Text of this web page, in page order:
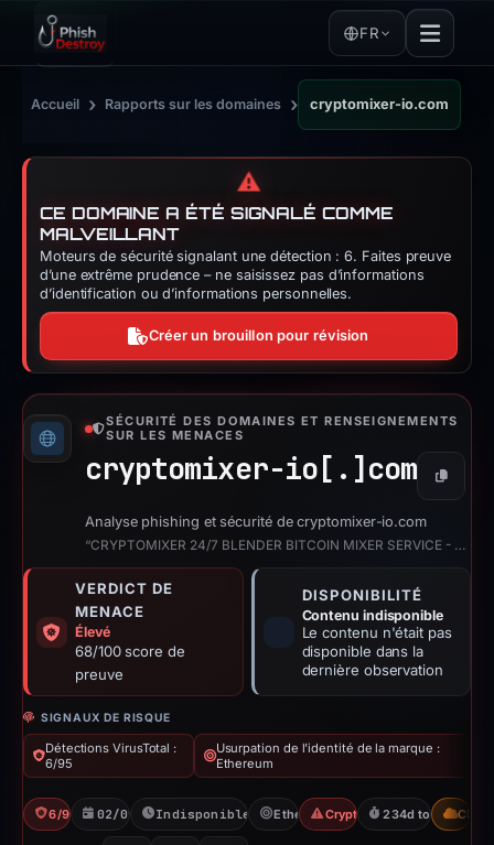
FR
Accueil › Rapports sur les domaines › cryptomixer-io.com
⚠️
CE DOMAINE A ÉTÉ SIGNALÉ COMME
MALVEILLANT
Moteurs de sécurité signalant une détection : 6. Faites preuve
d’une extrême prudence – ne saisissez pas d’informations
d’identification ou d’informations personnelles.
Créer un brouillon pour révision
SÉCURITÉ DES DOMAINES ET RENSEIGNEMENTS
SUR LES MENACES
cryptomixer-io[.] com Copier
Analyse phishing et sécurité de cryptomixer-io.com
“CRYPTOMIXER 24/7 BLENDER BITCOIN MIXER SERVICE - CRYPTO MIXER”
VERDICT DE
MENACE
Élevé
68/100 score de
preuve
DISPONIBILITÉ
Contenu indisponible
Le contenu n'était pas
disponible dans la
dernière observation
SIGNAUX DE RISQUE
Détections VirusTotal :
6/95
Usurpation de l'identité de la marque :
Ethereum
6/95 VT02/09/2025Indisponible depuis 06/06/2026
EthereumCrypto Scam234d to CDN